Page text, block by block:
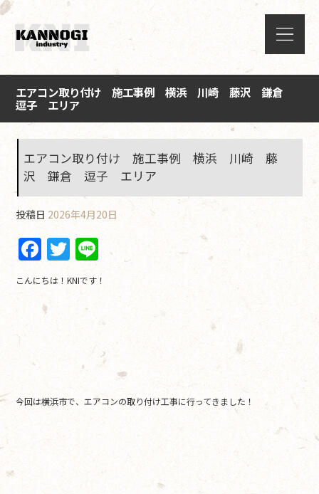
エアコン取り付け 施工事例 横浜 川崎 藤沢 鎌倉
逗子 エリア
エアコン取り付け 施工事例 横浜 川崎 藤
沢 鎌倉 逗子 エリア
投稿日 2026年4月20日
F
a
c
e
k
T
w
itt
er
Li
n
e
こんにちは！KNIです！
今回は横浜市で、エアコンの取り付け工事に行ってきました！